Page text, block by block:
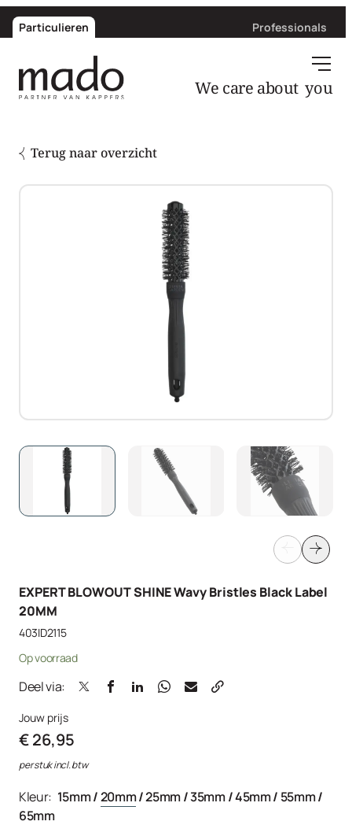
Particulieren Professionals
We care about you
Terug naar overzicht
EXPERT BLOWOUT SHINE Wavy Bristles Black Label
20MM
403ID2115
Op voorraad
Deel via:
Jouw prijs
€ 26,95
per stuk incl. btw
Kleur: 15mm/20mm/25mm/35mm/45mm/ 55mm/
65mm